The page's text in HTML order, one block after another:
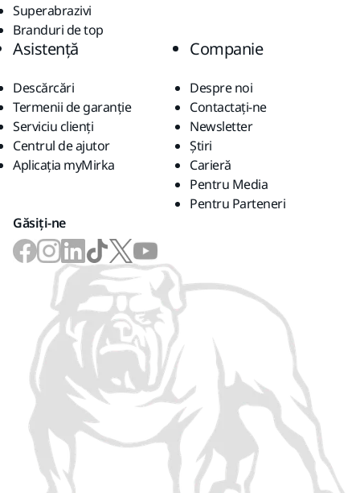
Superabrazivi
Branduri de top
Asistență
Descărcări
Termenii de garanție
Serviciu clienți
Centrul de ajutor
Aplicația myMirka
Companie
Despre noi
Contactaţi-ne
Newsletter
Știri
Carieră
Pentru Media
Pentru Parteneri
Găsiți-ne